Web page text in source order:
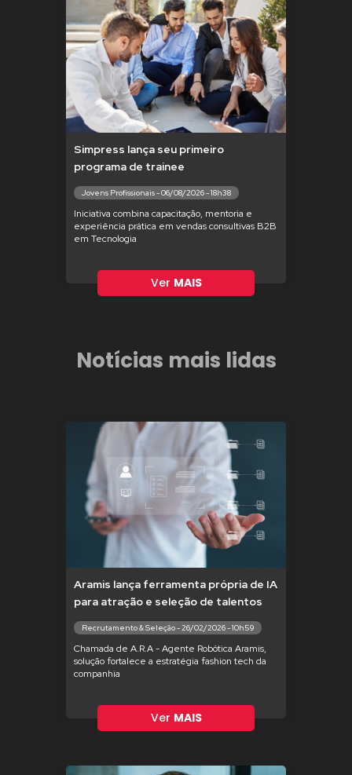
Simpress lança seu primeiro
programa de trainee
Jovens Profissionais - 06/08/2026 - 18h38
Iniciativa combina capacitação, mentoria e
experiência prática em vendas consultivas B2B
em Tecnologia
Ver MAIS
Notícias mais lidas
Aramis lança ferramenta própria de IA
para atração e seleção de talentos
Recrutamento & Seleção - 26/02/2026 - 10h59
Chamada de A.R.A - Agente Robótica Aramis,
solução fortalece a estratégia fashion tech da
companhia
Ver MAIS